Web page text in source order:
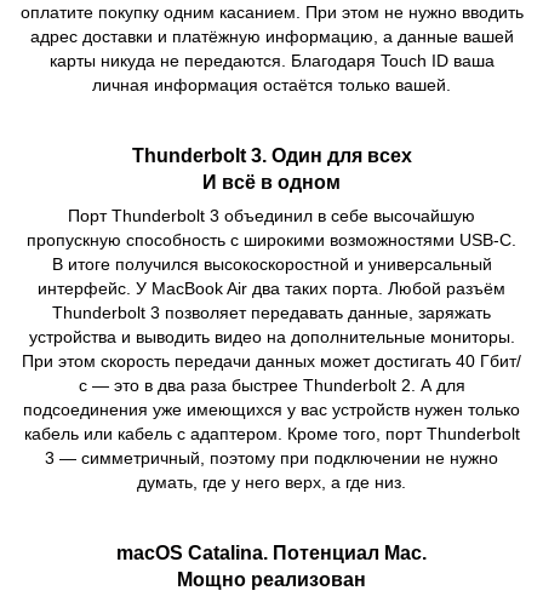
оплатите покупку одним касанием. При этом не нужно вводить
адрес доставки и платёжную информацию, а данные вашей
карты никуда не передаются. Благодаря Touch ID ваша
личная информация остаётся только вашей.
Thunderbolt 3. Один для всех
И всё в одном
Порт Thunderbolt 3 объединил в себе высочайшую
пропускную способность с широкими возможностями USB‑C.
В итоге получился высокоскоростной и универсальный
интерфейс. У MacBook Air два таких порта. Любой разъём
Thunderbolt 3 позволяет передавать данные, заряжать
устройства и выводить видео на дополнительные мониторы.
При этом скорость передачи данных может достигать 40 Гбит/
с — это в два раза быстрее Thunderbolt 2. А для
подсоединения уже имеющихся у вас устройств нужен только
кабель или кабель с адаптером. Кроме того, порт Thunderbolt
3 — симметричный, поэтому при подключении не нужно
думать, где у него верх, а где низ.
macOS Catalina. Потенциал Mac.
Мощно реализован